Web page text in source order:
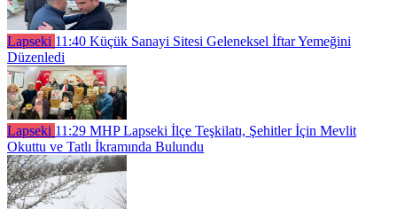
Lapseki 11:40 Küçük Sanayi Sitesi Geleneksel İftar Yemeğini
Düzenledi
Lapseki 11:29 MHP Lapseki İlçe Teşkilatı, Şehitler İçin Mevlit
Okuttu ve Tatlı İkramında Bulundu